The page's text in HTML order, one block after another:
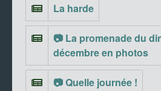
La harde
📷 La promenade du
décembre en photos
📷 Quelle journée !